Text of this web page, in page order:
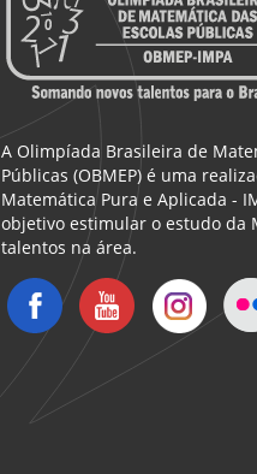
A Olimpíada Brasileira de
Públicas (OBMEP) é uma
Matemática Pura e Aplicada -
objetivo estimular o estudo da
talentos na área.